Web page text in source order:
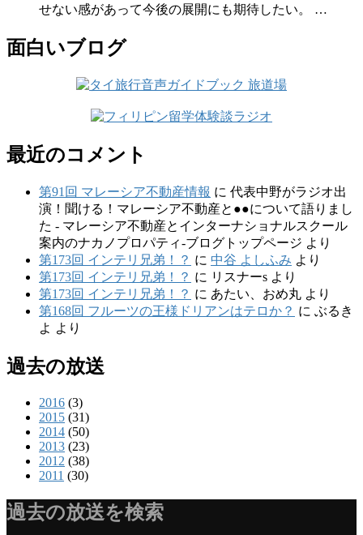
せない感があって今後の展開にも期待したい。 …
面白いブログ
最近のコメント
第91回 マレーシア不動産情報 に 代表中野がラジオ出
演！聞ける！マレーシア不動産と●●について語りまし
た - マレーシア不動産とインターナショナルスクール
案内のナカノプロパティ-ブログトップページ より
第173回 インテリ兄弟！？ に 中谷 よしふみ より
第173回 インテリ兄弟！？ に リスナーs より
第173回 インテリ兄弟！？ に あたい、おめ丸 より
第168回 フルーツの王様ドリアンはテロか？ に ぶるき
よ より
過去の放送
2016 (3)
2015 (31)
2014 (50)
2013 (23)
2012 (38)
2011 (30)
過去の放送を検索